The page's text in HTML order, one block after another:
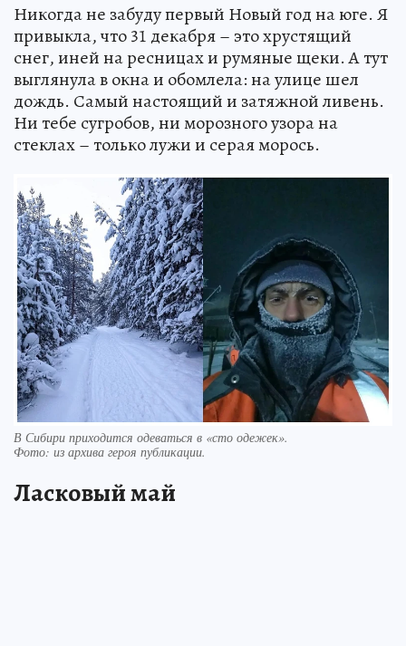
Никогда не забуду первый Новый год на юге. Я
привыкла, что 31 декабря – это хрустящий
снег, иней на ресницах и румяные щеки. А тут
выглянула в окна и обомлела: на улице шел
дождь. Самый настоящий и затяжной ливень.
Ни тебе сугробов, ни морозного узора на
стеклах – только лужи и серая морось.
В Сибири приходится одеваться в «сто одежек».
Фото: из архива героя публикации.
Ласковый май